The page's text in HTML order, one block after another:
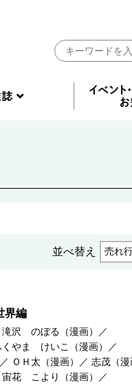
並べ替え
界編
滝沢 のぼる（漫画）
／
くやま けいこ（漫画）
／
／ ＯＨ太（漫画） ／ 志茂（漫
宙花 こより（漫画）
／